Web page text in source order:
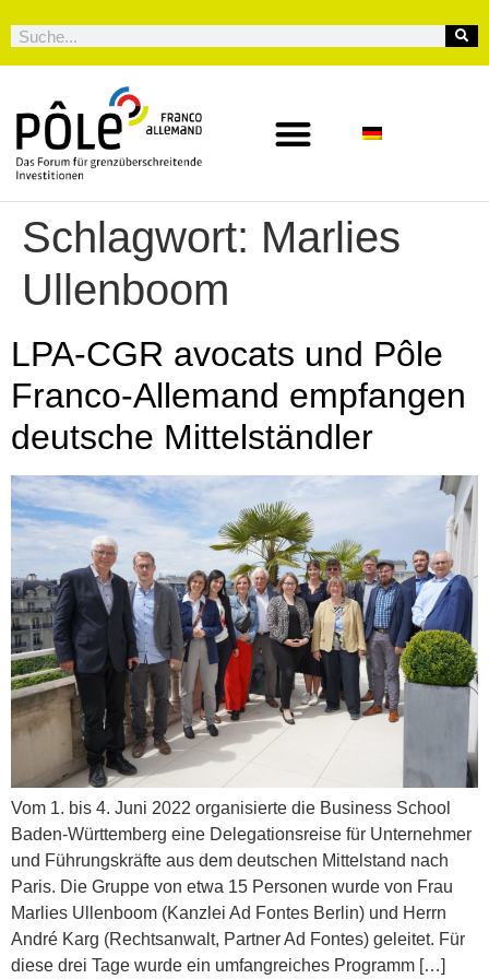
Schlagwort: Marlies
Ullenboom
LPA-CGR avocats und Pôle
Franco-Allemand empfangen
deutsche Mittelständler
Vom 1. bis 4. Juni 2022 organisierte die Business School
Baden-Württemberg eine Delegationsreise für Unternehmer
und Führungskräfte aus dem deutschen Mittelstand nach
Paris. Die Gruppe von etwa 15 Personen wurde von Frau
Marlies Ullenboom (Kanzlei Ad Fontes Berlin) und Herrn
André Karg (Rechtsanwalt, Partner Ad Fontes) geleitet. Für
diese drei Tage wurde ein umfangreiches Programm […]